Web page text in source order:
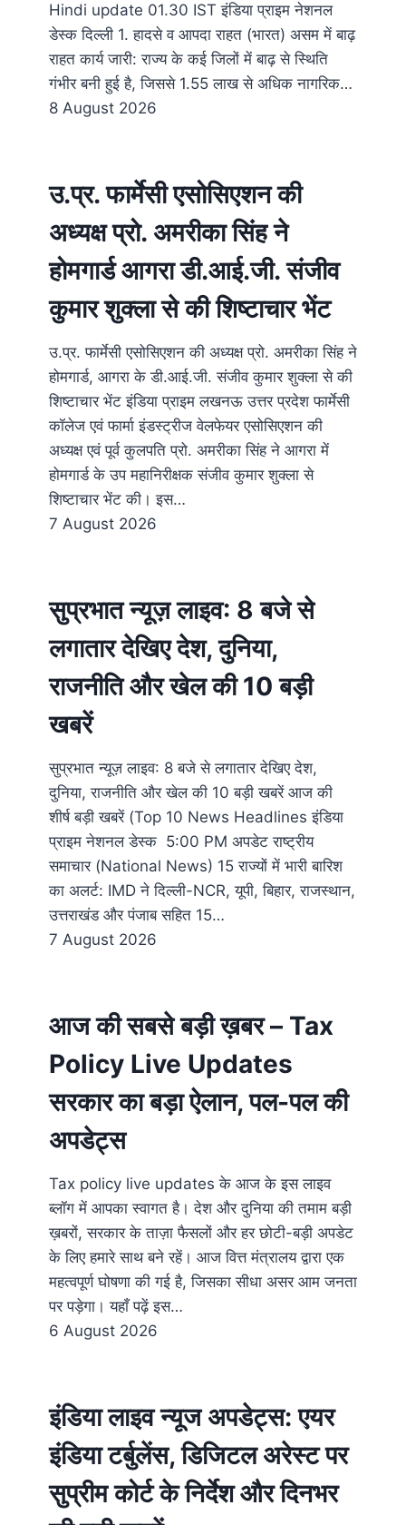
Hindi update 01.30 IST इंडिया प्राइम नेशनल
डेस्क दिल्ली 1. हादसे व आपदा राहत (भारत) असम में बाढ़
राहत कार्य जारी: राज्य के कई जिलों में बाढ़ से स्थिति
गंभीर बनी हुई है, जिससे 1.55 लाख से अधिक नागरिक…
8 August 2026
उ.प्र. फार्मेसी एसोसिएशन की
अध्यक्ष प्रो. अमरीका सिंह ने
होमगार्ड आगरा डी.आई.जी. संजीव
कुमार शुक्ला से की शिष्टाचार भेंट
उ.प्र. फार्मेसी एसोसिएशन की अध्यक्ष प्रो. अमरीका सिंह ने
होमगार्ड, आगरा के डी.आई.जी. संजीव कुमार शुक्ला से की
शिष्टाचार भेंट इंडिया प्राइम लखनऊ उत्तर प्रदेश फार्मेसी
कॉलेज एवं फार्मा इंडस्ट्रीज वेलफेयर एसोसिएशन की
अध्यक्ष एवं पूर्व कुलपति प्रो. अमरीका सिंह ने आगरा में
होमगार्ड के उप महानिरीक्षक संजीव कुमार शुक्ला से
शिष्टाचार भेंट की। इस…
7 August 2026
सुप्रभात न्यूज़ लाइव: 8 बजे से
लगातार देखिए देश, दुनिया,
राजनीति और खेल की 10 बड़ी
खबरें
सुप्रभात न्यूज़ लाइव: 8 बजे से लगातार देखिए देश,
दुनिया, राजनीति और खेल की 10 बड़ी खबरें आज की
शीर्ष बड़ी खबरें (Top 10 News Headlines इंडिया
प्राइम नेशनल डेस्क 5:00 PM अपडेट राष्ट्रीय
समाचार (National News) 15 राज्यों में भारी बारिश
का अलर्ट: IMD ने दिल्ली-NCR, यूपी, बिहार, राजस्थान,
उत्तराखंड और पंजाब सहित 15…
7 August 2026
आज की सबसे बड़ी ख़बर – Tax
Policy Live Updates
सरकार का बड़ा ऐलान, पल-पल की
अपडेट्स
Tax policy live updates के आज के इस लाइव
ब्लॉग में आपका स्वागत है। देश और दुनिया की तमाम बड़ी
ख़बरों, सरकार के ताज़ा फैसलों और हर छोटी-बड़ी अपडेट
के लिए हमारे साथ बने रहें। आज वित्त मंत्रालय द्वारा एक
महत्वपूर्ण घोषणा की गई है, जिसका सीधा असर आम जनता
पर पड़ेगा। यहाँ पढ़ें इस…
6 August 2026
इंडिया लाइव न्यूज अपडेट्स: एयर
इंडिया टर्बुलेंस, डिजिटल अरेस्ट पर
सुप्रीम कोर्ट के निर्देश और दिनभर